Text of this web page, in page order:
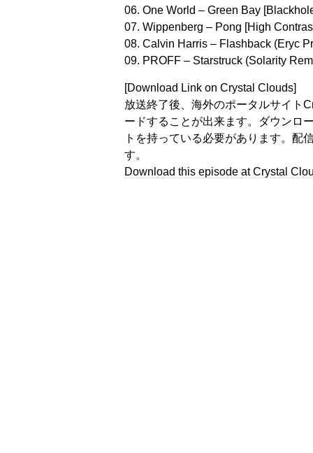
06. One World – Green Bay
07. Wippenberg – Pong [High
08. Calvin Harris – Flashback (Eryc
09. PROFF – Starstruck (Solarity
[Download Link on Crystal Clouds]
放送終了後、海外のポータルサイト
ードすることが出来ます。ダウンロ
トを持っている必要があります。配
す。
Download this episode at Crystal